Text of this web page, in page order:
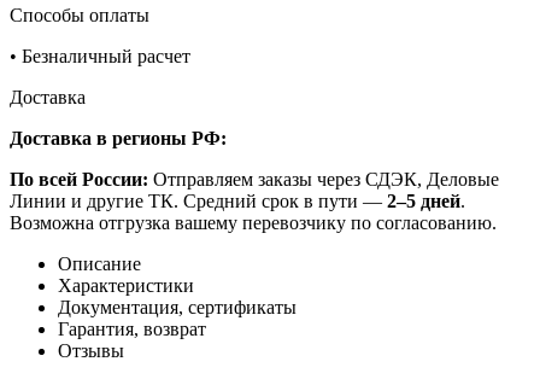
Способы оплаты
• Безналичный расчет
Доставка
Доставка в регионы РФ:
По всей России: Отправляем заказы через СДЭК, Деловые
Линии и другие ТК. Средний срок в пути — 2–5 дней.
Возможна отгрузка вашему перевозчику по согласованию.
Описание
Характеристики
Документация, сертификаты
Гарантия, возврат
Отзывы